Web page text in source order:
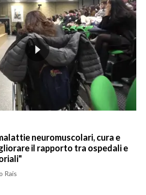
neuromuscolari, cura e
il rapporto tra ospedali e
Rais